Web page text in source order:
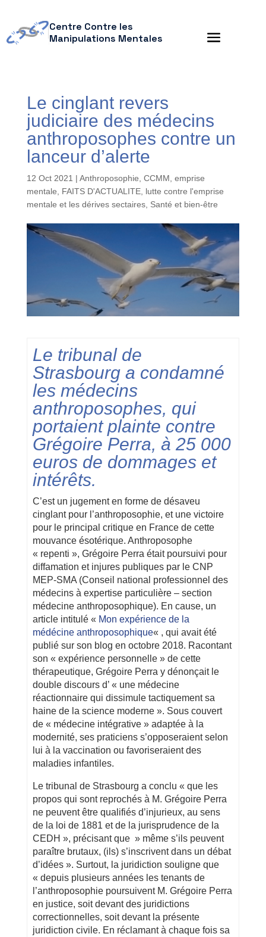
Centre Contre les
Manipulations Mentales
Le cinglant revers
judiciaire des médecins
anthroposophes contre un
lanceur d’alerte
12 Oct 2021 | Anthroposophie CCMM emprise
mentale
FAITS D'ACTUALITE, lutte contre l'emprise
mentale et les dérives sectaires, Santé et bien-être
Le tribunal de
Strasbourg a condamné
les médecins
anthroposophes, qui
portaient plainte contre
Grégoire Perra, à 25 000
euros de dommages et
intérêts.
C’est un jugement en forme de désaveu
cinglant pour l’anthroposophie, et une victoire
pour le principal critique en France de cette
mouvance ésotérique. Anthroposophe
« repenti », Grégoire Perra était poursuivi pour
diffamation et injures publiques par le CNP
MEP-SMA (Conseil national professionnel des
médecins à expertise particulière – section
médecine anthroposophique). En cause, un
article intitulé « Mon expérience de la
médécine anthroposophique« , qui avait été
publié sur son blog en octobre 2018. Racontant
son « expérience personnelle » de cette
thérapeutique, Grégoire Perra y dénonçait le
double discours d’ « une médecine
réactionnaire qui dissimule tactiquement sa
haine de la science moderne ». Sous couvert
de « médecine intégrative » adaptée à la
modernité, ses praticiens s’opposeraient selon
lui à la vaccination ou favoriseraient des
maladies infantiles.
Le tribunal de Strasbourg a conclu « que les
propos qui sont reprochés à M. Grégoire Perra
ne peuvent être qualifiés d’injurieux, au sens
de la loi de 1881 et de la jurisprudence de la
CEDH », précisant que » même s’ils peuvent
paraître brutaux, (ils) s’inscrivent dans un débat
d’idées ». Surtout, la juridiction souligne que
« depuis plusieurs années les tenants de
l’anthroposophie poursuivent M. Grégoire Perra
en justice, soit devant des juridictions
correctionnelles, soit devant la présente
juridiction civile. En réclamant à chaque fois sa